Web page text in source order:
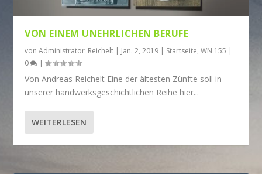
VON EINEM UNEHRLICHEN BERUFE
vonAdministrator_Reichelt | Jan. 2, 2019 | Startseite,WN 155 |
0
|
Von Andreas Reichelt Eine der ältesten Zünfte soll in
unserer handwerksgeschichtlichen Reihe hier...
WEITERLESEN